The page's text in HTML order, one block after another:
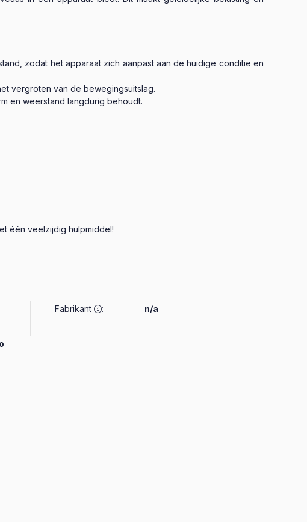
zodat het apparaat zich aanpast aan de huidige conditie en
vergroten van de bewegingsuitslag.
en weerstand langdurig behoudt.
één veelzijdig hulpmiddel!
Fabrikant : n/a